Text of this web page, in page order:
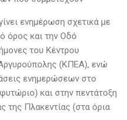
ενημέρωση σχετικά με
όρος και την Οδό
του Κέντρου
(ΚΠΕΑ), ενώ
ενημερώσεων στο
και στην πεντάτοξη
της Πλακεντίας (στα όρια